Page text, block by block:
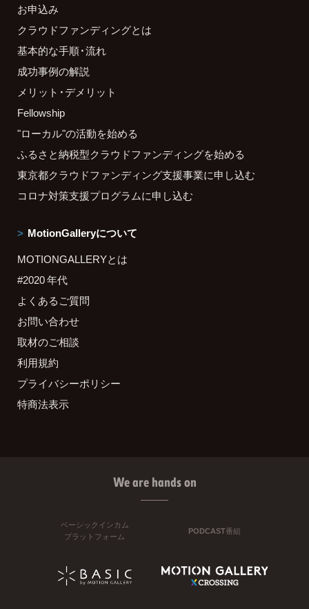
お申込み
クラウドファンディングとは
基本的な手順・流れ
成功事例の解説
メリット・デメリット
Fellowship
"ローカル"の活動を始める
ふるさと納税型クラウドファンディングを始める
東京都クラウドファンディング支援事業に申し込む
コロナ対策支援プログラムに申し込む
MotionGalleryについて
MOTIONGALLERYとは
#2020 年代
よくあるご質問
お問い合わせ
取材のご相談
利用規約
プライバシーポリシー
特商法表示
We are hands on
ベーシックインカム
プラットフォーム
PODCAST番組